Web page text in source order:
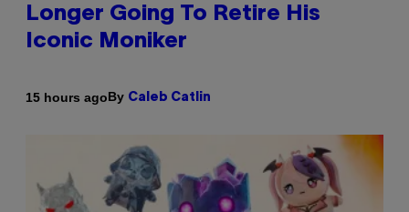
Longer Going To Retire His
Iconic Moniker
15 hours agoBy Caleb Catlin